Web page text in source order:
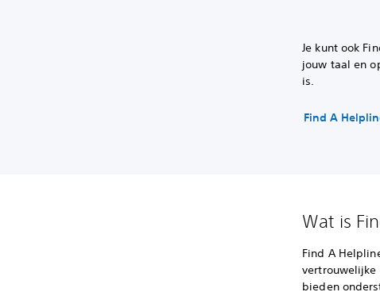
Je kunt ook
jouw taal en
is.
Find A
Wat is
Find A
vertrouwelijke
bieden